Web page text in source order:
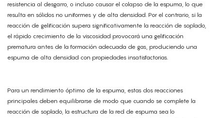
resistencia al desgarro, o incluso causar el colapso de la espuma, lo que
resulta en sólidos no uniformes y de alta densidad. Por el contrario, si la
reacción de gelificación supera significativamente la reacción de soplado,
el rápido crecimiento de la viscosidad provocará una gelificación
prematura antes de la formación adecuada de gas, produciendo una
espuma de alta densidad con propiedades insatisfactorias.
Para un rendimiento óptimo de la espuma, estas dos reacciones
principales deben equilibrarse de modo que cuando se complete la
reacción de soplado, la estructura de la red de espuma sea lo